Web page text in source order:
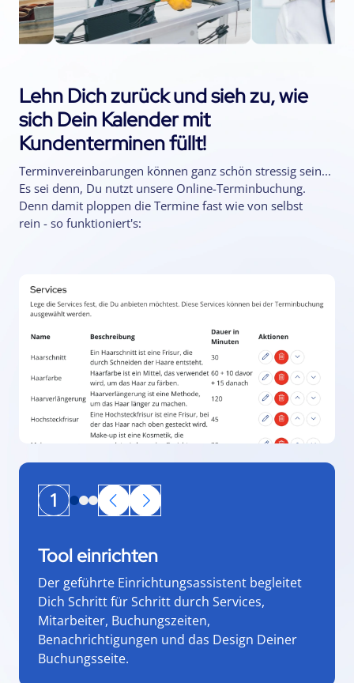
Lehn Dich zurück und sieh zu, wie
sich Dein Kalender mit
Kundenterminen füllt!
Terminvereinbarungen können ganz schön stressig sein...
Es sei denn, Du nutzt unsere Online-Terminbuchung.
Denn damit ploppen die Termine fast wie von selbst
rein - so funktioniert's:
1
Tool einrichten
Der geführte Einrichtungsassistent begleitet
Dich Schritt für Schritt durch Services,
Mitarbeiter, Buchungszeiten,
Benachrichtigungen und das Design Deiner
Buchungsseite.